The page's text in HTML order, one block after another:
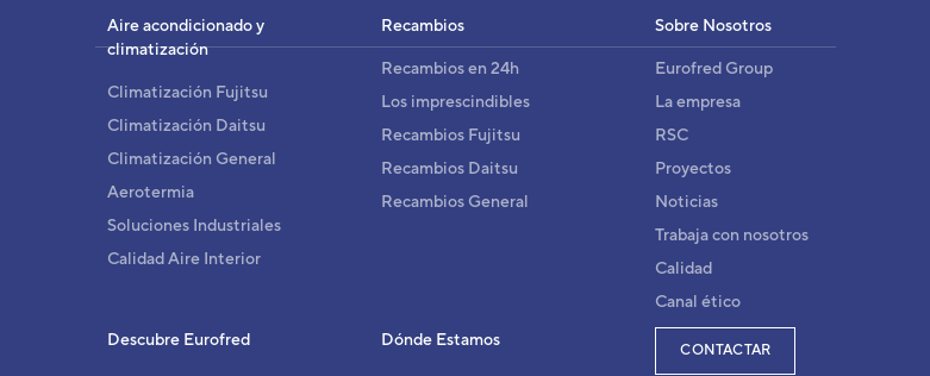
EAN:8435162730298
Ref. fabricante: ASYA24LACH
Aire acondicionado y
climatización
Climatización Fujitsu
Climatización Daitsu
Climatización General
Aerotermia
Soluciones Industriales
Calidad Aire Interior
Recambios
Recambios en 24h
Los imprescindibles
Recambios Fujitsu
Recambios Daitsu
Recambios General
Sobre Nosotros
Eurofred Group
La empresa
RSC
Proyectos
Noticias
Trabaja con nosotros
Calidad
Canal ético
Descubre Eurofred
Dónde Estamos
CONTACTAR